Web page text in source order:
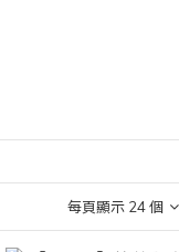
每頁顯示 24 個